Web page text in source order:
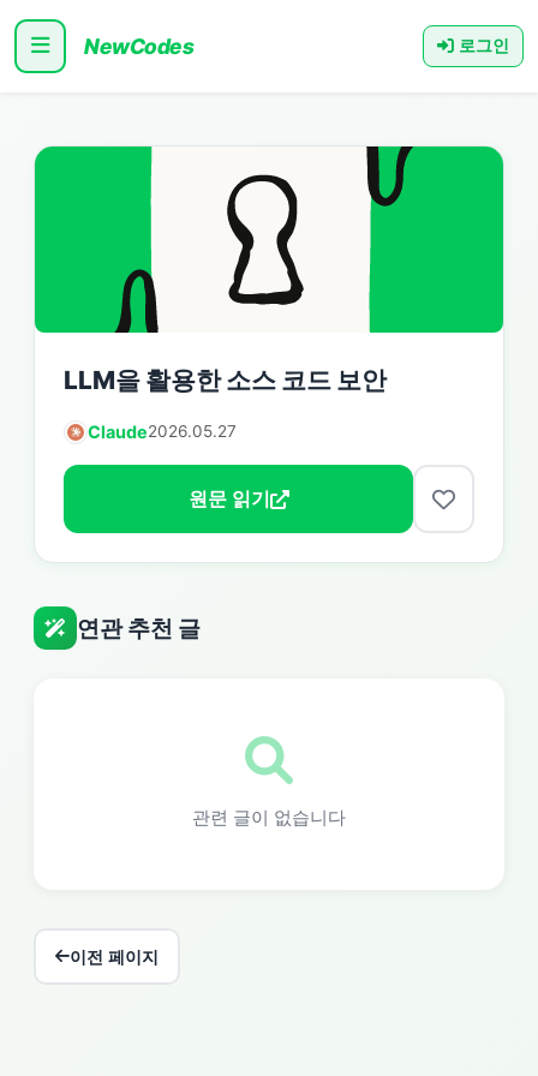
NewCodes 로그인
LLM을 활용한 소스 코드 보안
Claude2026.05.27
원문 읽기
연관 추천 글
관련 글이 없습니다
이전 페이지